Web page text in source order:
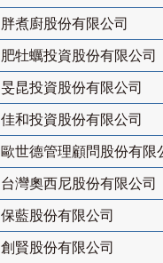
胖煮廚股份有限公司
肥牡蠣投資股份有限公司
旻昆投資股份有限公司
佳和投資股份有限公司
歐世德管理顧問股份有限
台灣奧西尼股份有限公司
保藍股份有限公司
創賢股份有限公司